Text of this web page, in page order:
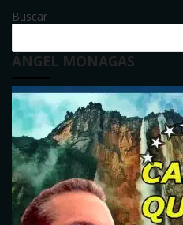
Buscar
ÁNGEL MONAGAS